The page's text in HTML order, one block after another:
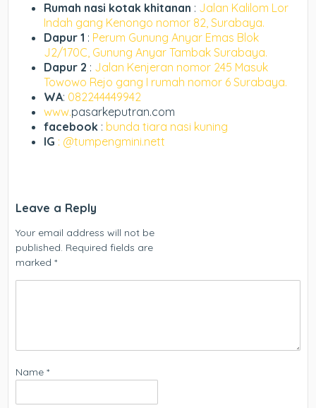
Rumah nasi kotak khitanan : Jalan Kalilom Lor
Indah gang Kenongo nomor 82, Surabaya.
Dapur 1 : Perum Gunung Anyar Emas Blok
J2/170C, Gunung Anyar Tambak Surabaya.
Dapur 2 : Jalan Kenjeran nomor 245 Masuk
Towowo Rejo gang I rumah nomor 6 Surabaya.
WA: 082244449942
www.pasarkeputran.com
facebook : bunda tiara nasi kuning
IG : @tumpengmini.nett
Leave a Reply
Your email address will not be
published. Required fields are
marked*
Name*